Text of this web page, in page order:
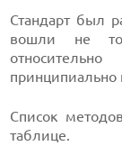
Стандарт был
вошли не
принципиально
Список
таблице.